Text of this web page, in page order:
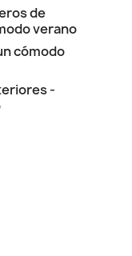
de
verano
cómodo
-